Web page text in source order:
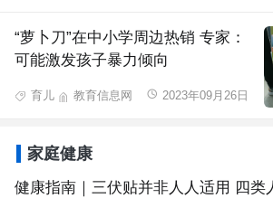
“萝卜刀”在中小学周边热销 专家：
可能激发孩子暴力倾向
育儿 教育信息网 2023年09月26日
家庭健康
健康指南｜三伏贴并非人人适用 四类